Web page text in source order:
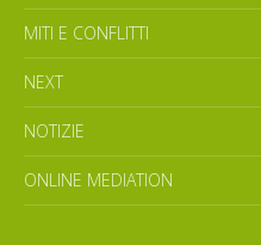
MITI E CONFLITTI
NEXT
NOTIZIE
ONLINE MEDIATION